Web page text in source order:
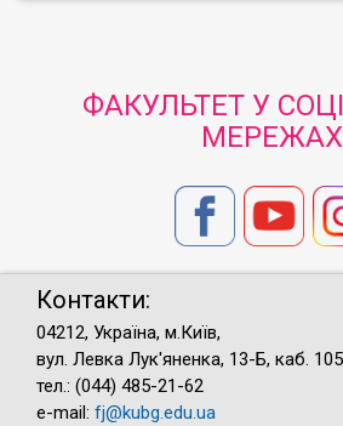
ФАКУЛЬТЕТ У
МЕРЕЖАХ
Контакти:
04212, Україна, м.Київ,
вул. Левка Лук'яненка, 13-Б, каб. 105
тел.: (044) 485-21-62
e-mail: fj@kubg.edu.ua